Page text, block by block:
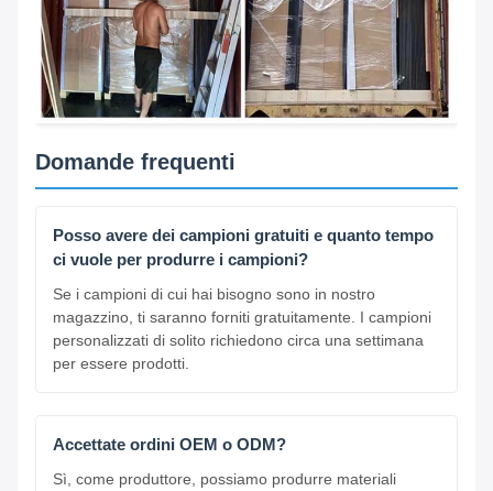
Domande frequenti
Posso avere dei campioni gratuiti e quanto tempo
ci vuole per produrre i campioni?
Se i campioni di cui hai bisogno sono in nostro
magazzino, ti saranno forniti gratuitamente. I campioni
personalizzati di solito richiedono circa una settimana
per essere prodotti.
Accettate ordini OEM o ODM?
Sì, come produttore, possiamo produrre materiali